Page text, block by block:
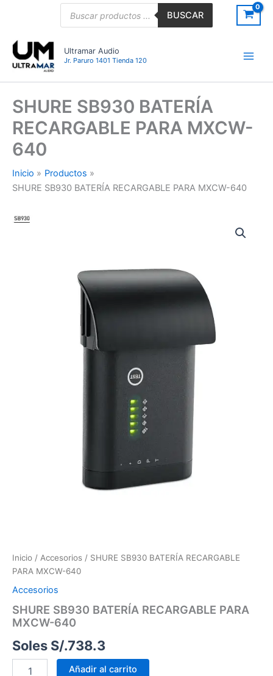
BUSCAR
Ultramar Audio
Jr. Paruro 1401 Tienda 120
SHURE SB930 BATERÍA
RECARGABLE PARA MXCW-
640
Inicio
Productos
SHURE SB930 BATERÍA RECARGABLE PARA MXCW-640
Inicio / Accesorios / SHURE SB930 BATERÍA RECARGABLE
PARA MXCW-640
Accesorios
SHURE SB930 BATERÍA RECARGABLE PARA
MXCW-640
Soles S/.738.3
SHURE
Añadir al carrito